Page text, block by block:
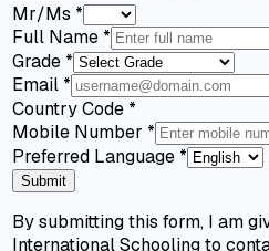
Mr/Ms *
Full Name *
Grade *
Email *
Country Code *
Mobile Number *
Preferred Language *
Submit
By submitting this form, I am
International Schooling to